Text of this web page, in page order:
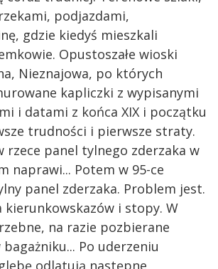
podjazdami,
gdzie kiedyś mieszkali
Opustoszałe wioski
Nieznajowa, po których
kapliczki z wypisanymi
i datami z końca XIX i początku
trudności i pierwsze straty.
rzece panel tylnego zderzaka w
naprawi... Potem w 95-ce
panel zderzaka. Problem jest.
kierunkowskazów i stopy. W
na razie pozbierane
Po uderzeniu
odlatują następne